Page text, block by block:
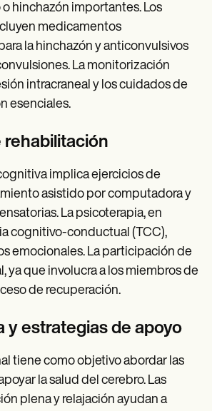
hinchazón importantes. Los
medicamentos
la hinchazón y anticonvulsivos
La monitorización
intracraneal y los cuidados de
esenciales.
rehabilitación
implica ejercicios de
asistido por computadora y
La psicoterapia, en
cognitivo-conductual (TCC),
emocionales. La participación de
ya que involucra a los miembros de
de recuperación.
y estrategias de apoyo
tiene como objetivo abordar las
la salud del cerebro. Las
plena y relajación ayudan a